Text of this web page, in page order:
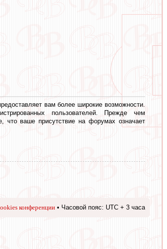
вам более широкие возможности.
пользователей. Прежде чем
что ваше присутствие на форумах означает
конференции • Часовой пояс: UTC + 3 часа